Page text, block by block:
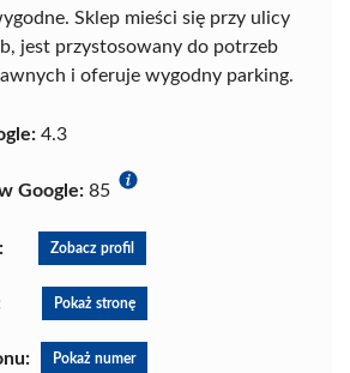
Sklep mieści się przy ulicy
jest przystosowany do potrzeb
i oferuje wygodny parking.
4.3
Google: 85
Zobacz profil
Pokaż stronę
Pokaż numer